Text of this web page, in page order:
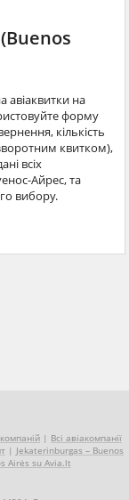
авіаквитки на
форму
кількість
квитком),
всіх
Айрес, та
вибору.
| Всі авіакомпанії
| Jekaterinburgas – Buenos
Airės su Avia.lt